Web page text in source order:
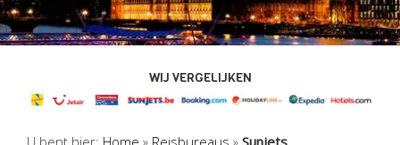
WIJ VERGELIJKEN
U bent hier: Home » Reisbureaus » Sunjets